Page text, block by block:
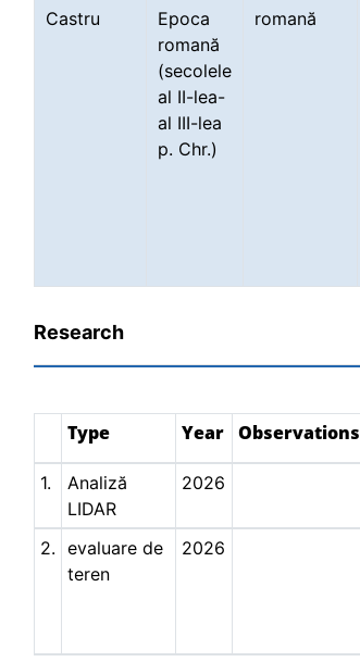
Castru
Epoca
romană
(secolele
al II-lea-
al III-lea
p. Chr.)
romană
Research
Type Year Observations
1.
Analiză
LIDAR
2026
2. evaluare de
teren
2026